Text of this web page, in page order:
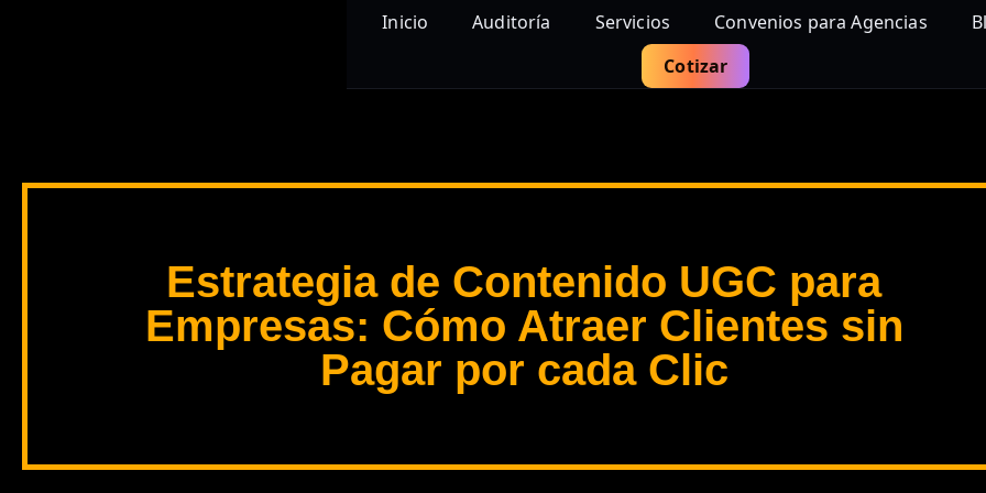
Inicio Auditoría Servicios Convenios para Agencias
Cotizar
Estrategia de Contenido UGC para
Empresas: Cómo Atraer Clientes sin
Pagar por cada Clic